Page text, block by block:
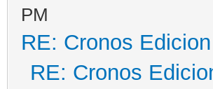
PM
RE: Cronos
RE: Cronos